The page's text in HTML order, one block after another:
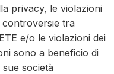
privacy, le violazioni
tra
e/o le violazioni dei
sono a beneficio di
società